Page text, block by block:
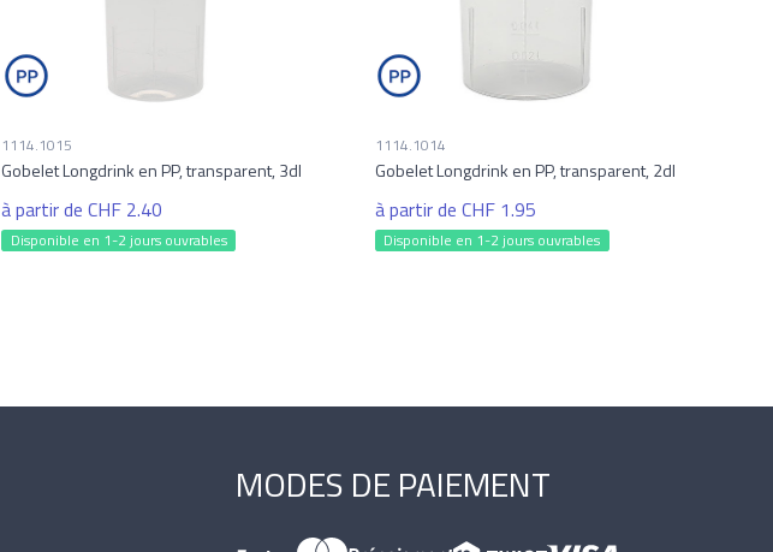
1114.1015
Gobelet Longdrink en PP, transparent, 3dl
à partir de CHF 2.40
Disponible en 1-2 jours ouvrables
1114.1014
Gobelet Longdrink en PP, transparent, 2dl
à partir de CHF 1.95
Disponible en 1-2 jours ouvrables
MODES DE PAIEMENT